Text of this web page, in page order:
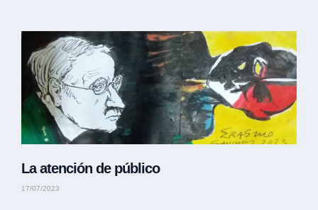
La atención de público
17/07/2023